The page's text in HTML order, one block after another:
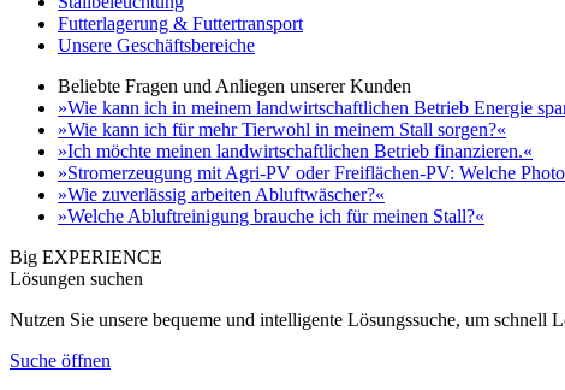
Futterlagerung & Futtertransport
Unsere Geschäftsbereiche
Beliebte Fragen und Anliegen unserer Kunden
»Wie kann ich in meinem landwirtschaftlichen Betrieb Energie
»Wie kann ich für mehr Tierwohl in meinem Stall sorgen?«
»Ich möchte meinen landwirtschaftlichen Betrieb finanzieren.«
»Stromerzeugung mit Agri-PV oder Freiflächen-PV: Welche
»Wie zuverlässig arbeiten Abluftwäscher?«
»Welche Abluftreinigung brauche ich für meinen Stall?«
Big EXPERIENCE
Lösungen suchen
Nutzen Sie unsere bequeme und intelligente Lösungssuche, um
Suche öffnen